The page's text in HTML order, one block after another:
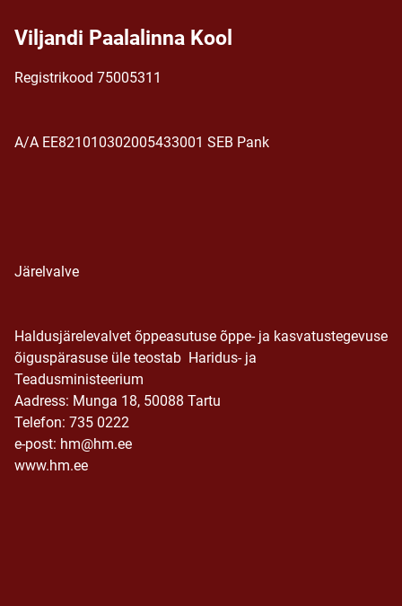
Viljandi Paalalinna Kool
Registrikood 75005311
A/A EE821010302005433001 SEB Pank
Järelvalve
Haldusjärelevalvet õppeasutuse õppe- ja kasvatustegevuse
õiguspärasuse üle teostab Haridus- ja
Teadusministeerium
Aadress: Munga 18, 50088 Tartu
Telefon: 735 0222
e-post: hm@hm.ee
www.hm.ee